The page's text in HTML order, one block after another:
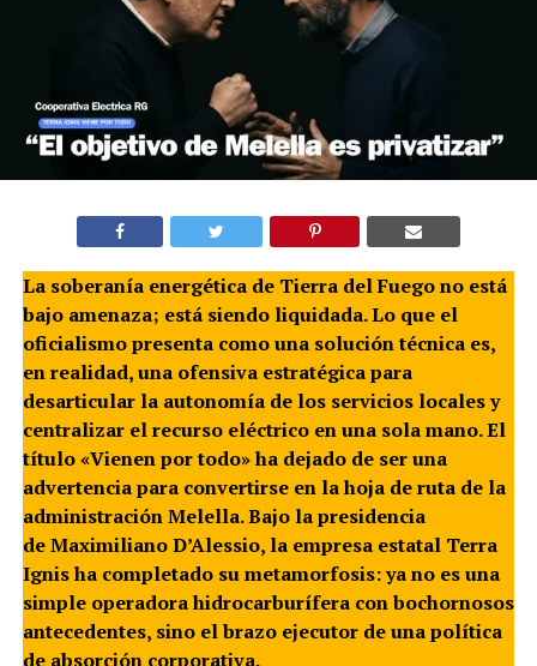
La soberanía energética de Tierra del Fuego no está
bajo amenaza; está siendo liquidada. Lo que el
oficialismo presenta como una solución técnica es,
en realidad, una ofensiva estratégica para
desarticular la autonomía de los servicios locales y
centralizar el recurso eléctrico en una sola mano. El
título «Vienen por todo» ha dejado de ser una
advertencia para convertirse en la hoja de ruta de la
administración Melella. Bajo la presidencia
de Maximiliano D’Alessio, la empresa estatal Terra
Ignis ha completado su metamorfosis: ya no es una
simple operadora hidrocarburífera con bochornosos
antecedentes, sino el brazo ejecutor de una política
de absorción corporativa.